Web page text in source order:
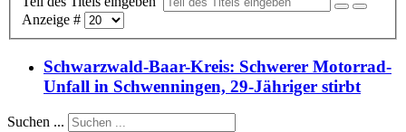
Anzeige #
Schwarzwald-Baar-Kreis: Schwerer Motorrad-
Unfall in Schwenningen, 29-Jähriger stirbt
Suchen ...